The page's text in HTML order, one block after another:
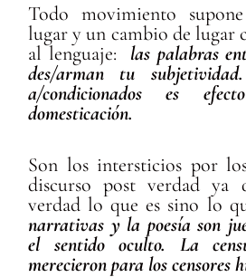
Todo movimiento
lugar y un cambio de lugar
al lenguaje: las palabras
des/arman tu
a/condicionados es
domesticación.
Son los intersticios por
discurso post verdad ya
verdad lo que es sino lo
narrativas y la poesía son
el sentido oculto. La
merecieron para los censores